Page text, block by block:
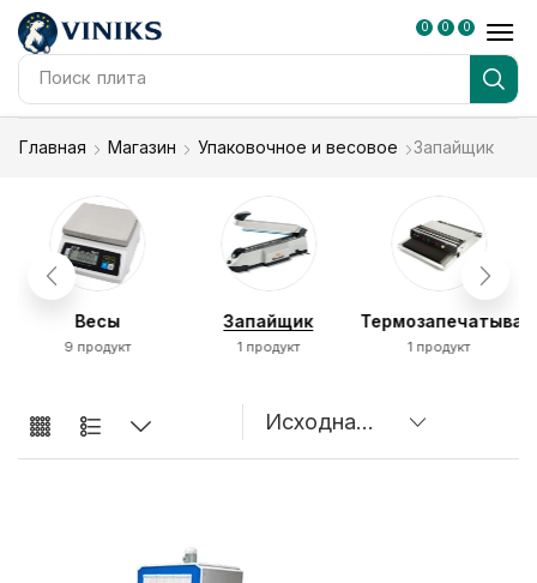
Поиск плита
0 0 0
Главная Магазин Упаковочное и весовое Запайщик
Весы
9 продукт
Запайщик
1 продукт 1 продукт